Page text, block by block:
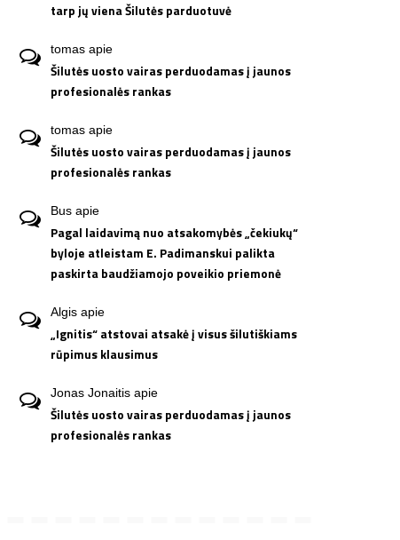
tarp jų viena Šilutės parduotuvė
tomas apie
Šilutės uosto vairas perduodamas į jaunos
profesionalės rankas
tomas apie
Šilutės uosto vairas perduodamas į jaunos
profesionalės rankas
Bus apie
Pagal laidavimą nuo atsakomybės „čekiukų“
byloje atleistam E. Padimanskui palikta
paskirta baudžiamojo poveikio priemonė
Algis apie
„Ignitis“ atstovai atsakė į visus šilutiškiams
rūpimus klausimus
Jonas Jonaitis apie
Šilutės uosto vairas perduodamas į jaunos
profesionalės rankas